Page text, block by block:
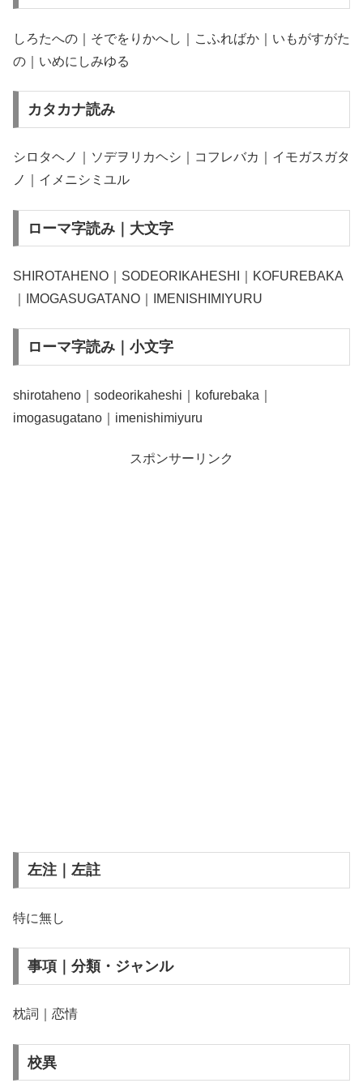
しろたへの｜そでをりかへし｜こふればか｜いもがすがた
の｜いめにしみゆる
カタカナ読み
シロタヘノ｜ソデヲリカヘシ｜コフレバカ｜イモガスガタ
ノ｜イメニシミユル
ローマ字読み｜大文字
SHIROTAHENO｜SODEORIKAHESHI｜KOFUREBAKA
｜IMOGASUGATANO｜IMENISHIMIYURU
ローマ字読み｜小文字
shirotaheno｜sodeorikaheshi｜kofurebaka｜
imogasugatano｜imenishimiyuru
スポンサーリンク
左注｜左註
特に無し
事項｜分類・ジャンル
枕詞｜恋情
校異